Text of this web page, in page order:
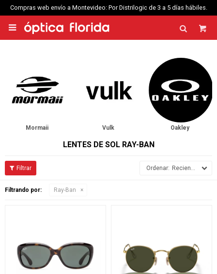
Compras web envío a Montevideo: Por Distrilogic de 3 a 5 días hábiles.

Mormaii Vulk Oakley
LENTES DE SOL RAY-BAN
Recientes
Filtrando por: Ray-Ban